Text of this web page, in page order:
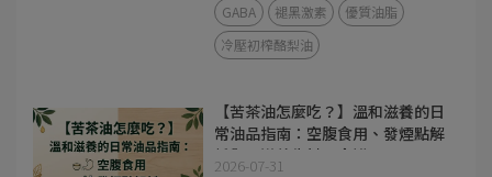
GABA
褪黑激素
優質油脂
冷壓初榨酪梨油
【苦茶油怎麼吃？】溫和滋養的日
常油品指南：空腹食用、發煙點解
析與 3 道養生料理食譜
2026-07-31